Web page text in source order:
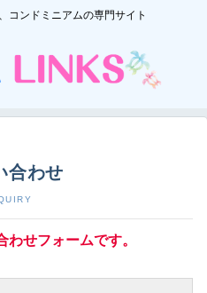
コンドミニアムの専門サイト
合わせ
せフォームです。